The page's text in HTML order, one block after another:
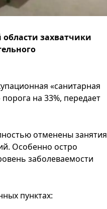
захватчики
«санитарная
на 33%, передает
отменены занятия
Особенно остро
заболеваемости
пунктах: